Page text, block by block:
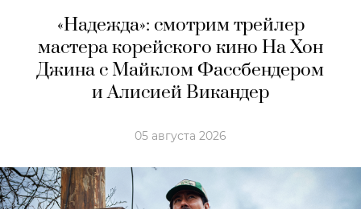
«Надежда»: смотрим трейлер
мастера корейского кино На Хон
Джина с Майклом Фассбендером
и Алисией Викандер
05 августа 2026